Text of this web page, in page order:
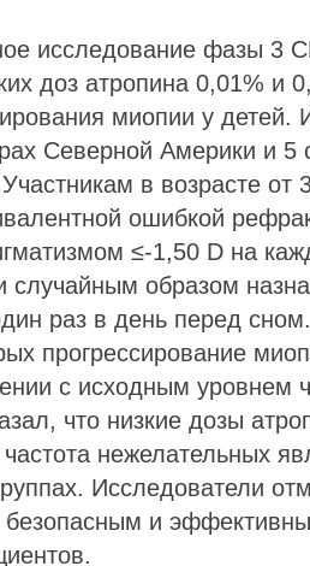
исследование фазы 3
доз атропина 0,01% и
миопии у
Северной Америки и
в возрасте от
ошибкой
≤-1,50 D на
случайным образом
раз в день перед
прогрессирование
с исходным уровнем
что низкие дозы
нежелательных
Исследователи
безопасным и